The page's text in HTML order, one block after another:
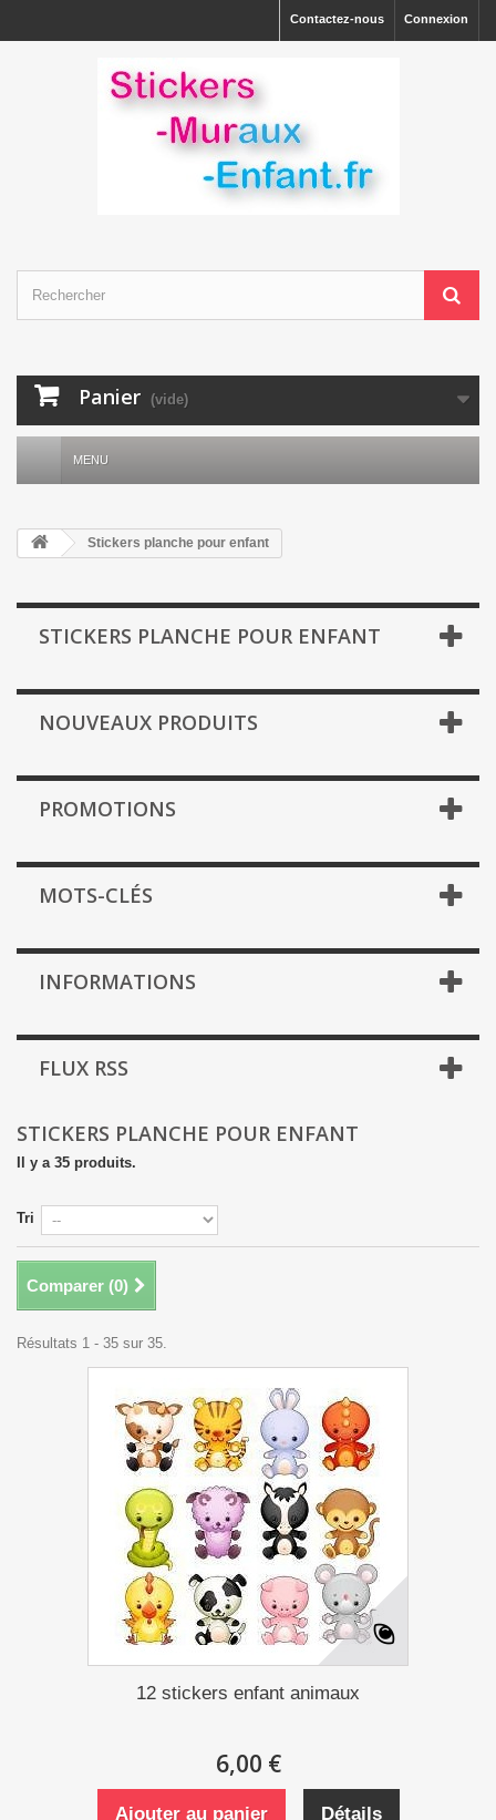
Connexion
Contactez-nous
Panier (vide)
MENU
Stickers planche pour enfant
STICKERS PLANCHE POUR ENFANT
NOUVEAUX PRODUITS
PROMOTIONS
MOTS-CLÉS
INFORMATIONS
FLUX RSS
STICKERS PLANCHE POUR ENFANT
Il y a 35 produits.
Tri
Comparer (0)
Résultats 1 - 35 sur 35.
12 stickers enfant animaux
6,00 €
Ajouter au panier Détails